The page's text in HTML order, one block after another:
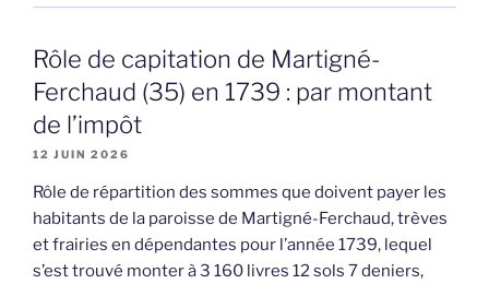
Rôle de capitation de Martigné-
Ferchaud (35) en 1739 : par montant
de l’impôt
12 JUIN 2026
Rôle de répartition des sommes que doivent payer les
habitants de la paroisse de Martigné-Ferchaud, trèves
et frairies en dépendantes pour l’année 1739, lequel
s’est trouvé monter à 3 160 livres 12 sols 7 deniers,